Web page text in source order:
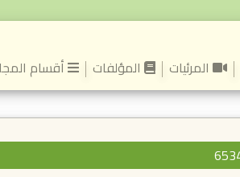
المرئيات المؤلفات أقسام